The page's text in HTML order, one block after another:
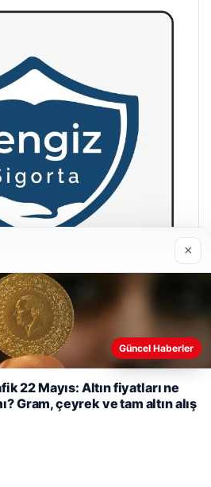
ve geliştirmek amacıyla çerezler
×
Güncel Haberler
22 Mayıs: Altın fiyatları ne
Gram, çeyrek ve tam altın alış